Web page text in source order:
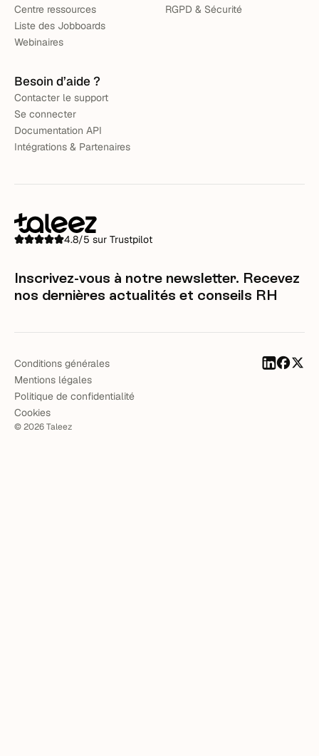
Centre ressources
Liste des Jobboards
Webinaires
RGPD & Sécurité
Besoin d’aide ?
Contacter le support
Se connecter
Documentation API
Intégrations & Partenaires
4.8/5 sur Trustpilot
Inscrivez-vous à notre newsletter. Recevez
nos dernières actualités et conseils RH
©2026Taleez
Conditions générales
Mentions légales
Politique de confidentialité
Cookies